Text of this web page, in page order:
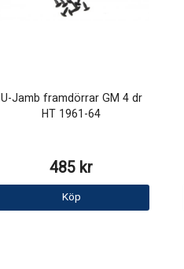
U-Jamb framdörrar GM 4 dr
HT 1961-64
485 kr
Köp